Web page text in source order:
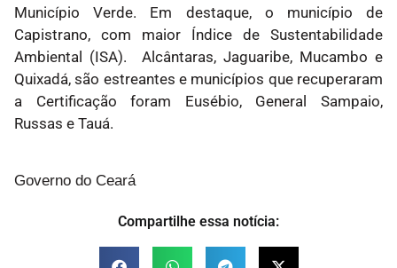
Município Verde. Em destaque, o município de
Capistrano, com maior Índice de Sustentabilidade
Ambiental (ISA). Alcântaras, Jaguaribe, Mucambo e
Quixadá, são estreantes e municípios que recuperaram
a Certificação foram Eusébio, General Sampaio,
Russas e Tauá.
Governo do Ceará
Compartilhe essa notícia: